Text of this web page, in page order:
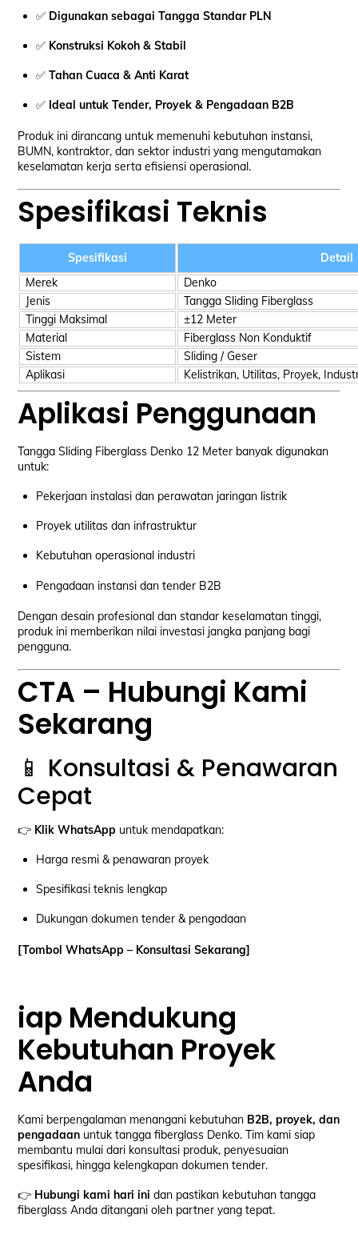
✅ Digunakan sebagai Tangga Standar PLN
✅ Konstruksi Kokoh & Stabil
✅ Tahan Cuaca & Anti Karat
✅ Ideal untuk Tender, Proyek & Pengadaan B2B
Produk ini dirancang untuk memenuhi kebutuhan instansi,
BUMN, kontraktor, dan sektor industri yang mengutamakan
keselamatan kerja serta efisiensi operasional.
Spesifikasi Teknis
Spesifikasi
Detail
Merek
Denko
Jenis
Tangga Sliding Fiberglass
Tinggi Maksimal
±12 Meter
Material
Fiberglass Non Konduktif
Sistem
Sliding / Geser
Aplikasi
Kelistrikan, Utilitas, Proyek,
Aplikasi Penggunaan
Tangga Sliding Fiberglass Denko 12 Meter banyak digunakan
untuk:
Pekerjaan instalasi dan perawatan jaringan listrik
Proyek utilitas dan infrastruktur
Kebutuhan operasional industri
Pengadaan instansi dan tender B2B
Dengan desain profesional dan standar keselamatan tinggi,
produk ini memberikan nilai investasi jangka panjang bagi
pengguna.
CTA – Hubungi Kami
Sekarang
📱 Konsultasi & Penawaran
Cepat
👉 Klik WhatsApp untuk mendapatkan:
Harga resmi & penawaran proyek
Spesifikasi teknis lengkap
Dukungan dokumen tender & pengadaan
[Tombol WhatsApp – Konsultasi Sekarang]
iap Mendukung
Kebutuhan Proyek
Anda
Kami berpengalaman menangani kebutuhan B2B, proyek, dan
pengadaan untuk tangga fiberglass Denko. Tim kami siap
membantu mulai dari konsultasi produk, penyesuaian
spesifikasi, hingga kelengkapan dokumen tender.
👉 Hubungi kami hari ini dan pastikan kebutuhan tangga
fiberglass Anda ditangani oleh partner yang tepat.